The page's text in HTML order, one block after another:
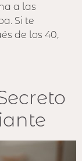
a las
Si te
de los 40,